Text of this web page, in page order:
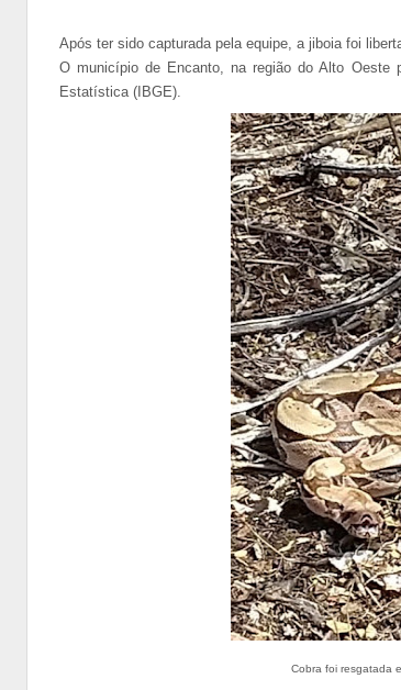
Após ter sido capturada pela equipe, a jiboia foi
O município de Encanto, na região do Alto Oeste
Estatística (IBGE).
Cobra foi resgatada